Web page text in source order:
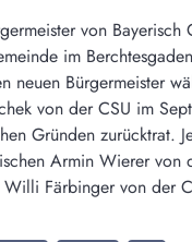
von Bayerisch
im
neuen Bürgermeister
von der CSU im
Gründen zurücktrat.
Armin Wierer von
Färbinger von der